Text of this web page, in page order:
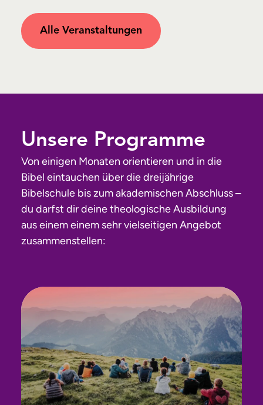
Alle Veranstaltungen
Unsere Programme
Von einigen Monaten orientieren und in die
Bibel eintauchen über die dreijährige
Bibelschule bis zum akademischen Abschluss –
du darfst dir deine theologische Ausbildung
aus einem einem sehr vielseitigen Angebot
zusammenstellen: